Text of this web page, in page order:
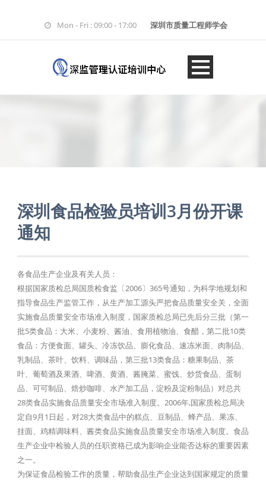
Mon - Fri : 09:00 - 17:00 深圳市质量工程师学会
深圳食品检验员培训3月份开课
通知
各食品生产企业及有关人员：
根据国家质检总局国质检食监〔2006〕365号通知，为科学地规划和
指导食品生产监管工作，从生产加工源头严把食品质量安全关，全面
实施食品质量安全市场准入制度，国家质检总局已先后分三批（第一
批5类食品：大米、小麦粉、酱油、食用植物油、食醋，第二批10类
食品：方便食面、罐头、冷冻饮品、膨化食品、速冻米面、肉制品、
乳制品、茶叶、饮料、调味品，第三批13类食品：糖果制品、茶
叶、葡萄酒及果酒、啤酒、黄酒、酱腌菜、蜜饯、炒货食品、蛋制
品、可可制品、焙炒咖啡、水产加工品，淀粉及淀粉制品）对总共
28类食品实施食品质量安全市场准入制度。2006年,国家质检总局决
定自9月1日起，对28大类食品中的糕点、豆制品、蜂产品、果冻、
挂面、鸡精调味料、酱类食品实施食品质量安全市场准入制度。食品
生产企业中检验人员的任职资格已成为影响企业能否达标的重要因素
之一。
为保证食品检验工作的质量，帮助食品生产企业达到国家规定的质量